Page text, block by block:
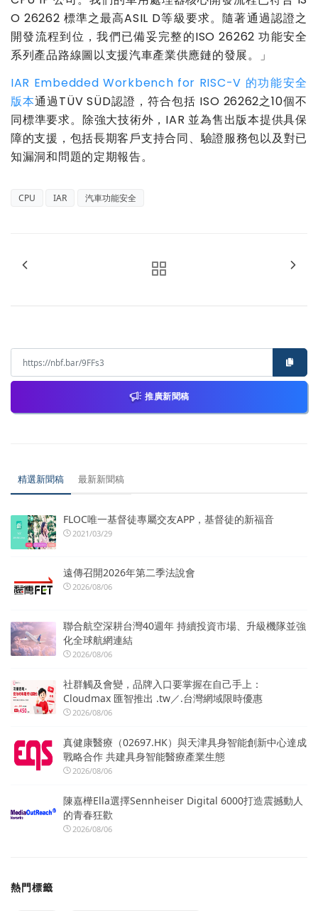
O 26262 標準之最高ASIL D等級要求。隨著通過認證之
開發流程到位，我們已備妥完整的ISO 26262功能安全
系列產品路線圖以支援汽車產業供應鏈的發展。」
IAR Embedded Workbench for RISC-V 的功能安全
版本通過TÜV SÜD認證，符合包括 ISO 26262之10個不
同標準要求。除強大技術外， IAR並為售出版本提供具保
障的支援，包括長期客戶支持合同、驗證服務包以及對已
知漏洞和問題的定期報告。
CPU IAR 汽車功能安全
推廣新聞稿
精選新聞稿 最新新聞稿
FLOC唯一基督徒專屬交友APP，基督徒的新福音
2021/03/29
遠傳召開2026年第二季法說會
2026/08/06
聯合航空深耕台灣40週年 持續投資市場、升級機隊並強
化全球航網連結
2026/08/06
社群觸及會變，品牌入口要掌握在自己手上：
Cloudmax 匯智推出 .tw／.台灣網域限時優惠
2026/08/06
真健康醫療（02697.HK）與天津具身智能創新中心達成
戰略合作 共建具身智能醫療產業生態
2026/08/06
陳嘉樺Ella選擇Sennheiser Digital 6000打造震撼動人
的青春狂歡
2026/08/06
熱門標籤